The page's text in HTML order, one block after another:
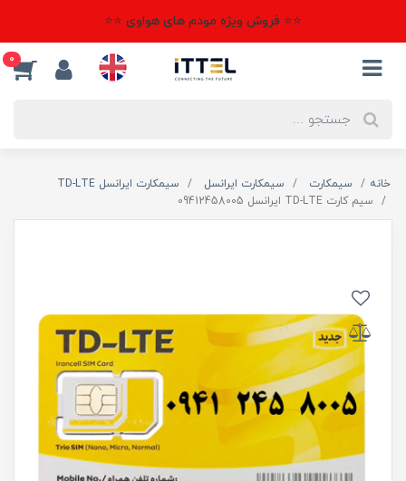
⭐⭐ فروش ویژه مودم های هواوی ⭐⭐
0
خانه سیمکارت سیمکارت ایرانسل
سیمکارت ایرانسل TD-LTE
سیم کارت TD-LTE ایرانسل 09412458005